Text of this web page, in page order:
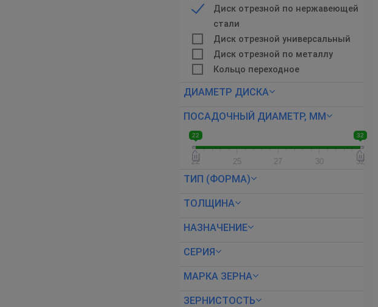
Диск отрезной по нержавеющей
стали
Диск отрезной универсальный
Диск отрезной по металлу
Кольцо переходное
ДИАМЕТР ДИСКА
ПОСАДОЧНЫЙ ДИАМЕТР, ММ
22 32
22 25 27 30 32
ТИП (ФОРМА)
ТОЛЩИНА
НАЗНАЧЕНИЕ
СЕРИЯ
МАРКА ЗЕРНА
ЗЕРНИСТОСТЬ